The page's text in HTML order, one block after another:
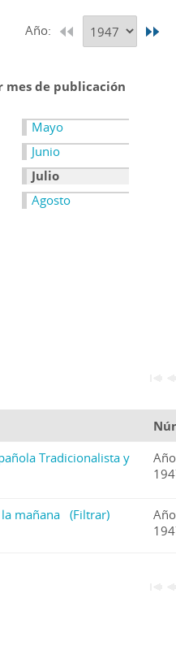
Año:
mes de publicación
Mayo
Junio
Julio
Agosto
Tradicionalista y
mañana (Filtrar)